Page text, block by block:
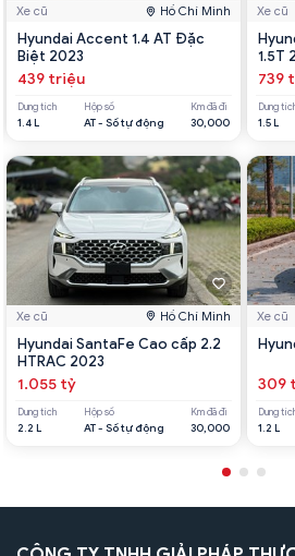
Xe cũ Hồ Chí Minh
Hyundai Accent 1.4 AT Đặc
Biệt 2023
439 triệu
Dung tích
1.4 L
Hộp số
AT - Số tự động
Km đã đi
30,000
Xe cũ Hồ Chí Minh
Hyundai SantaFe Cao cấp 2.2
HTRAC 2023
1.055 tỷ
Dung tích
2.2 L
Hộp số
AT - Số tự động
Km đã đi
30,000
Xe cũ
1.5T
739
Dung
1.5 L
Xe cũ
309
Dung
1.2 L